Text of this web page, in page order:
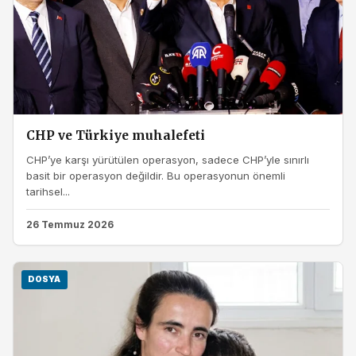
CHP ve Türkiye muhalefeti
CHP’ye karşı yürütülen operasyon, sadece CHP’yle sınırlı
basit bir operasyon değildir. Bu operasyonun önemli
tarihsel...
26 Temmuz 2026
DOSYA